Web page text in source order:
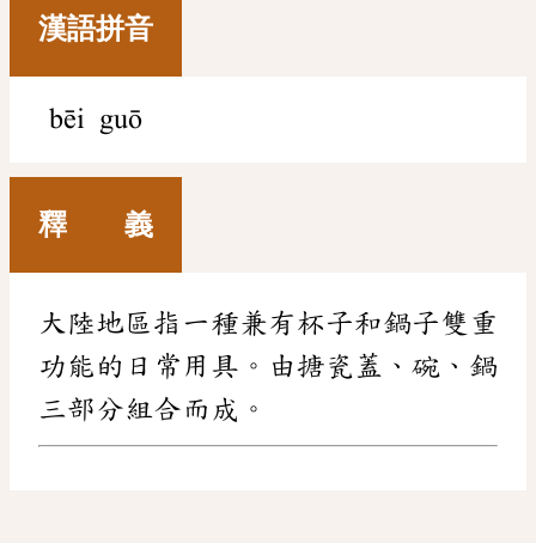
漢語拼音
bēi guō
釋 義
大陸地區指一種兼有杯子和鍋子雙重
功能的日常用具。由搪瓷蓋、碗、鍋
三部分組合而成。